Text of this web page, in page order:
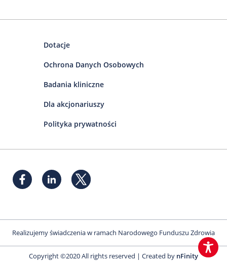
Dotacje
Ochrona Danych Osobowych
Badania kliniczne
Dla akcjonariuszy
Polityka prywatności
Realizujemy świadczenia w ramach Narodowego Funduszu Zdrowia
Copyright ©2020 All rights reserved | Created by nFinity